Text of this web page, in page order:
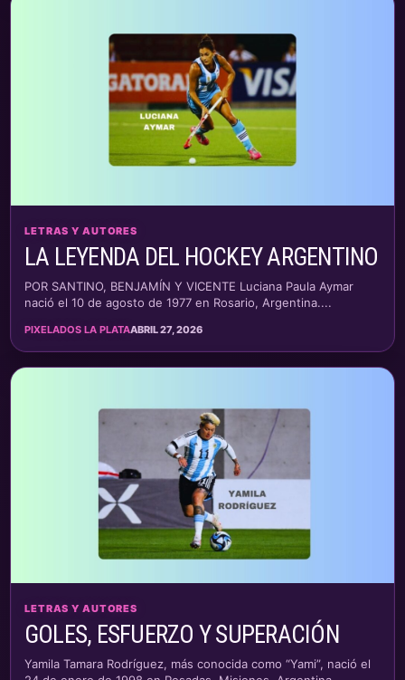
LETRAS Y AUTORES
LA LEYENDA DEL HOCKEY ARGENTINO
POR SANTINO, BENJAMÍN Y VICENTE Luciana Paula Aymar
nació el 10 de agosto de 1977 en Rosario, Argentina....
PIXELADOS LA PLATAABRIL 27, 2026
LETRAS Y AUTORES
GOLES, ESFUERZO Y SUPERACIÓN
Yamila Tamara Rodríguez, más conocida como “Yami”, nació el